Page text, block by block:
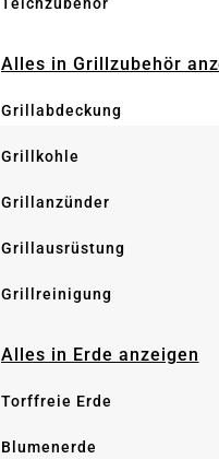
Alles in Grillzubehör
Grillabdeckung
Grillkohle
Grillanzünder
Grillausrüstung
Grillreinigung
Alles in Erde anzeigen
Torffreie Erde
Blumenerde